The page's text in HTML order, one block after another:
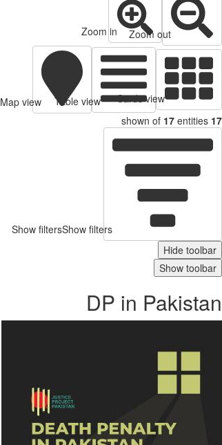
Zoom out
Zoom in
Cards view
Table view
Map view
17
shown of 17 entities
Show filtersShow filters
Hide toolbar
Show toolbar
DP in Pakistan